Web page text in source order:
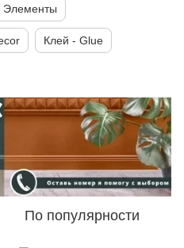
Элементы
Клей - Glue
По популярности